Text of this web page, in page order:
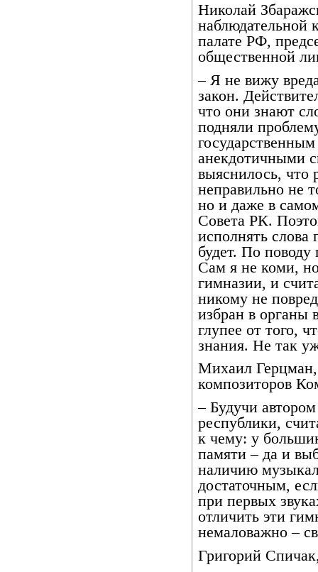
Николай
палате РФ,
общественной
– Я не вижу
закон.
что они знают
подняли
анекдотичными
выяснилось, что
неправильно не
но и даже в
Совета РК.
исполнять слова
будет. По
Сам я не коми,
гимназии, и
никому не
избран в органы
глупее от того,
знания. Не так
Михаил Герцман,
композиторов
– Будучи
республики,
к чему: у
памяти – да и
наличию
достаточным,
при первых
отличить эти
немаловажно –
Григорий